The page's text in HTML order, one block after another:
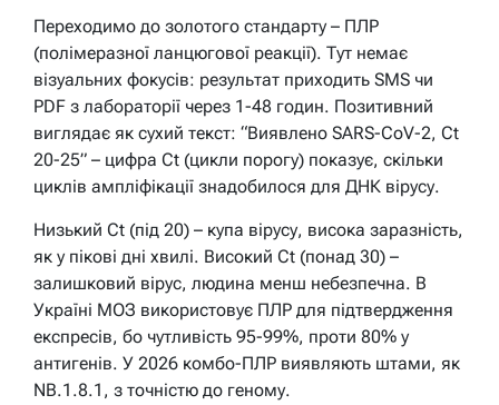
Переходимо до золотого стандарту – ПЛР
(полімеразної ланцюгової реакції). Тут немає
візуальних фокусів: результат приходить SMS чи
PDF з лабораторії через 1-48 годин. Позитивний
виглядає як сухий текст: “Виявлено SARS-CoV-2, Ct
20-25” – цифра Ct (цикли порогу) показує, скільки
циклів ампліфікації знадобилося для ДНК вірусу.
Низький Ct (під 20) – купа вірусу, висока заразність,
як у пікові дні хвилі. Високий Ct (понад 30) –
залишковий вірус, людина менш небезпечна. В
Україні МОЗ використовує ПЛР для підтвердження
експресів, бо чутливість 95-99%, проти 80% у
антигенів. У 2026 комбо-ПЛР виявляють штами, як
NB.1.8.1, з точністю до геному.